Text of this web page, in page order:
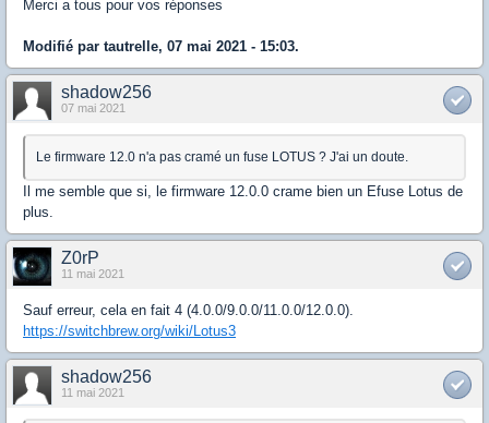
Merci a tous pour vos réponses
Modifié par tautrelle, 07 mai 2021 - 15:03.
shadow256
07 mai 2021
Le firmware 12.0 n'a pas cramé un fuse LOTUS ? J'ai un doute.
Il me semble que si, le firmware 12.0.0 crame bien un Efuse Lotus de
plus.
Z0rP
11 mai 2021
Sauf erreur, cela en fait 4 (4.0.0/9.0.0/11.0.0/12.0.0).
https://switchbrew.org/wiki/Lotus3
shadow256
11 mai 2021